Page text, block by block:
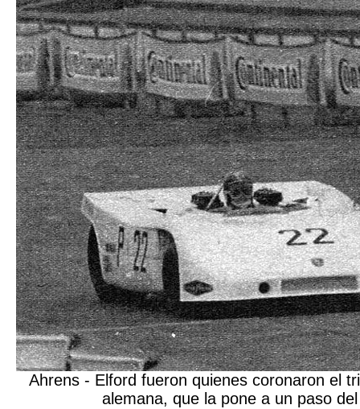
Ahrens - Elford fueron quienes coronaron el
alemana, que la pone a un paso